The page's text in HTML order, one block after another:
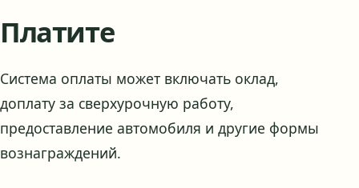
Платите
Система оплаты может включать оклад,
доплату за сверхурочную работу,
предоставление автомобиля и другие формы
вознаграждений.